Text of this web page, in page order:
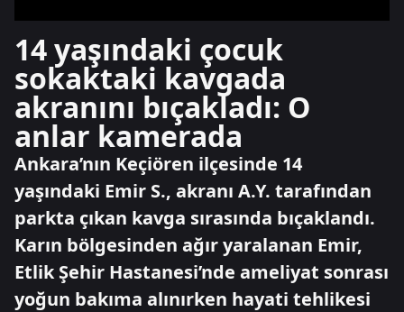
14 yaşındaki çocuk
sokaktaki kavgada
akranını bıçakladı: O
anlar kamerada
Ankara’nın Keçiören ilçesinde 14
yaşındaki Emir S., akranı A.Y. tarafından
parkta çıkan kavga sırasında bıçaklandı.
Karın bölgesinden ağır yaralanan Emir,
Etlik Şehir Hastanesi’nde ameliyat sonrası
yoğun bakıma alınırken hayati tehlikesi